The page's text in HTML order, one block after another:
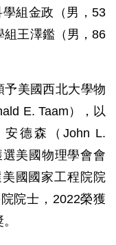
組金政（男，53
組王澤鑑（男，86
予美國西北大學物
E. Taam），以
德森（John L.
美國物理學會會
國國家工程院院
院士，2022榮獲